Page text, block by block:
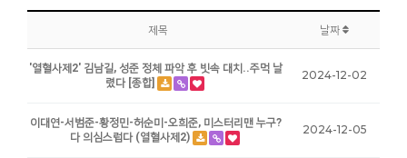
제목 날짜
'열혈사제2' 김남길, 성준 정체 파악 후 빗속 대치..주먹 날
렸다 [종합]
2024-12-02
이대연-서범준-황정민-허순미-오희준, 미스터리맨 누구?
다 의심스럽다 (열혈사제2)
2024-12-05